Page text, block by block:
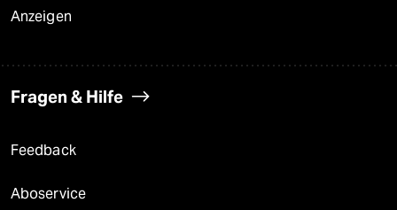
Anzeigen
Fragen & Hilfe
Feedback
Aboservice